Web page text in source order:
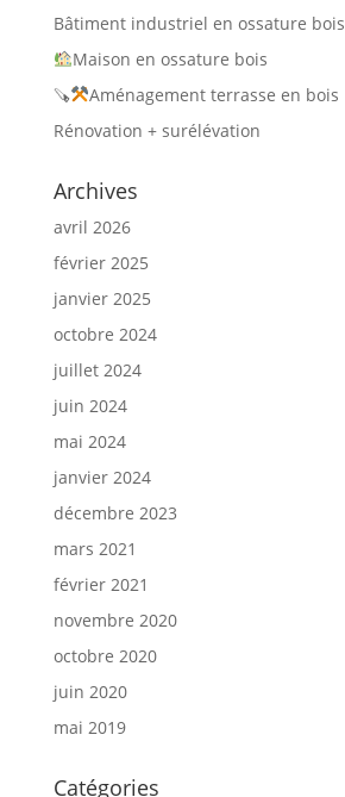
Bâtiment industriel en ossature bois
Maison en ossature bois
🪚
Aménagement terrasse en bois
Rénovation + surélévation
Archives
avril 2026
février 2025
janvier 2025
octobre 2024
juillet 2024
juin 2024
mai 2024
janvier 2024
décembre 2023
mars 2021
février 2021
novembre 2020
octobre 2020
juin 2020
mai 2019
Catégories